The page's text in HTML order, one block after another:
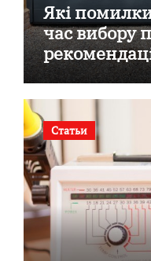
Які
час вибору
Статьи